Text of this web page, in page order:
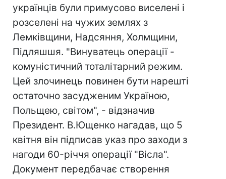
українців були примусово виселені і
розселені на чужих землях з
Лемківщини, Надсяння, Холмщини,
Підляшшя. "Винуватець операції -
комуністичний тоталітарний режим.
Цей злочинець повинен бути нарешті
остаточно засудженим Україною,
Польщею, світом", - відзначив
Президент. В.Ющенко нагадав, що 5
квітня він підписав указ про заходи з
нагоди 60-річчя операції "Вісла".
Документ передбачає створення